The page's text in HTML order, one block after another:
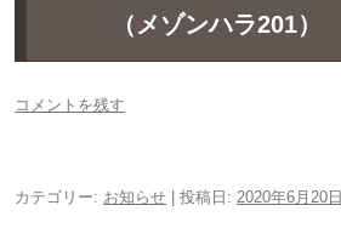
（メゾンハラ201）
コメントを残す
カテゴリー: お知らせ | 投稿日: 2020年6月20日